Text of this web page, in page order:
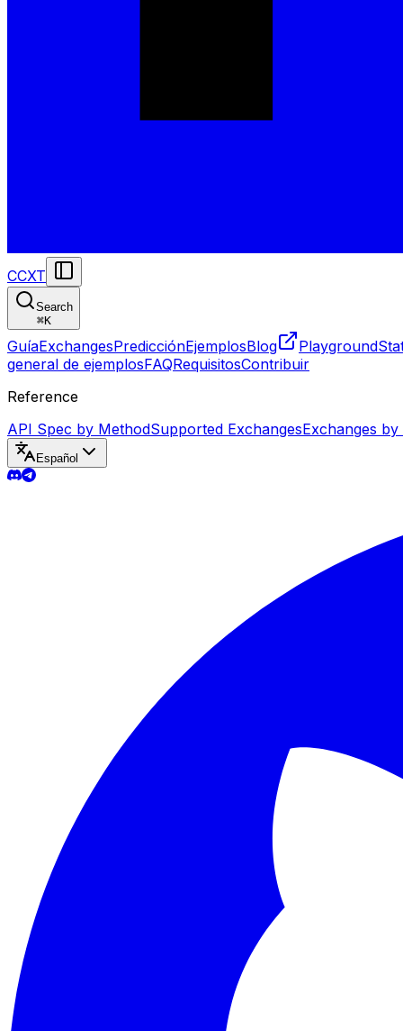
CCXT
Search
⌘K
GuíaExchangesPredicciónEjemplosBlog Playground
general de ejemplosFAQRequisitosContribuir
Reference
API Spec by MethodSupported ExchangesExchanges
Español